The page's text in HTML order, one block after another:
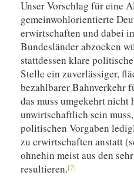
Unser Vorschlag für eine
gemeinwohlorientierte
erwirtschaften und dabei
Bundesländer abzocken
stattdessen klare
Stelle ein zuverlässiger,
bezahlbarer Bahnverkehr
das muss umgekehrt nicht
unwirtschaftlich sein
politischen Vorgaben
zu erwirtschaften anstatt
ohnehin meist aus den
resultieren.[7]